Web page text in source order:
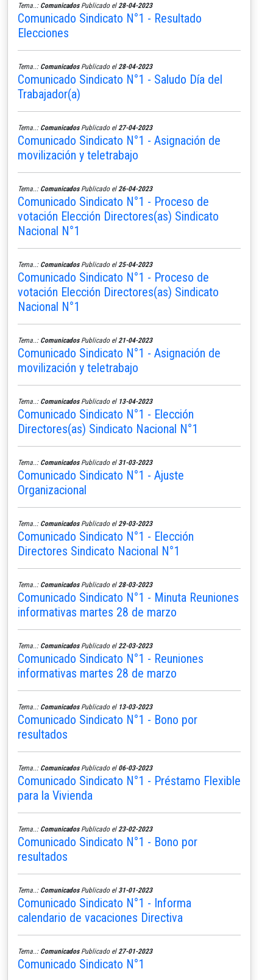
Tema..: ComunicadosPublicado el 28-04-2023
Comunicado Sindicato N°1 - Resultado
Elecciones
Tema..: ComunicadosPublicado el 28-04-2023
Comunicado Sindicato N°1 - Saludo Día del
Trabajador(a)
Tema..: ComunicadosPublicado el 27-04-2023
Comunicado Sindicato N°1 - Asignación de
movilización y teletrabajo
Tema..: ComunicadosPublicado el 26-04-2023
Comunicado Sindicato N°1 - Proceso de
votación Elección Directores(as) Sindicato
Nacional N°1
Tema..: ComunicadosPublicado el 25-04-2023
Comunicado Sindicato N°1 - Proceso de
votación Elección Directores(as) Sindicato
Nacional N°1
Tema..: ComunicadosPublicado el 21-04-2023
Comunicado Sindicato N°1 - Asignación de
movilización y teletrabajo
Tema..: ComunicadosPublicado el 13-04-2023
Comunicado Sindicato N°1 - Elección
Directores(as) Sindicato Nacional N°1
Tema..: ComunicadosPublicado el 31-03-2023
Comunicado Sindicato N°1 - Ajuste
Organizacional
Tema..: ComunicadosPublicado el 29-03-2023
Comunicado Sindicato N°1 - Elección
Directores Sindicato Nacional N°1
Tema..: ComunicadosPublicado el 28-03-2023
Comunicado Sindicato N°1 - Minuta Reuniones
informativas martes 28 de marzo
Tema..: ComunicadosPublicado el 22-03-2023
Comunicado Sindicato N°1 - Reuniones
informativas martes 28 de marzo
Tema..: ComunicadosPublicado el 13-03-2023
Comunicado Sindicato N°1 - Bono por
resultados
Tema..: ComunicadosPublicado el 06-03-2023
Comunicado Sindicato N°1 - Préstamo Flexible
para la Vivienda
Tema..: ComunicadosPublicado el 23-02-2023
Comunicado Sindicato N°1 - Bono por
resultados
Tema..: ComunicadosPublicado el 31-01-2023
Comunicado Sindicato N°1 - Informa
calendario de vacaciones Directiva
Tema..: ComunicadosPublicado el 27-01-2023
Comunicado Sindicato N°1